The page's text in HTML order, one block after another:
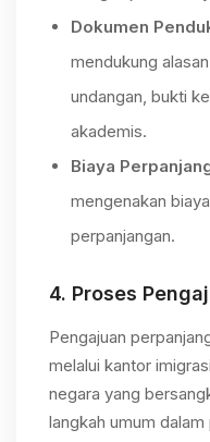
Dokumen
mendukung
undangan, bukti
akademis.
Biaya
mengenakan
perpanjangan.
4. Proses
Pengajuan
melalui kantor
negara yang
langkah umum